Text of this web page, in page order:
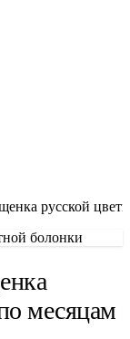
русской
месяцам